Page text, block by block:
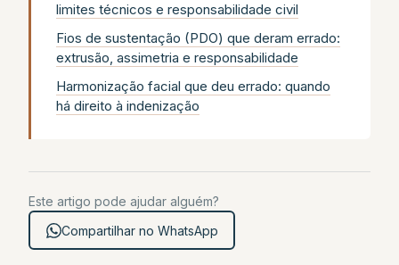
limites técnicos e responsabilidade civil
Fios de sustentação (PDO) que deram errado:
extrusão, assimetria e responsabilidade
Harmonização facial que deu errado: quando
há direito à indenização
Este artigo pode ajudar alguém?
Compartilhar no WhatsApp